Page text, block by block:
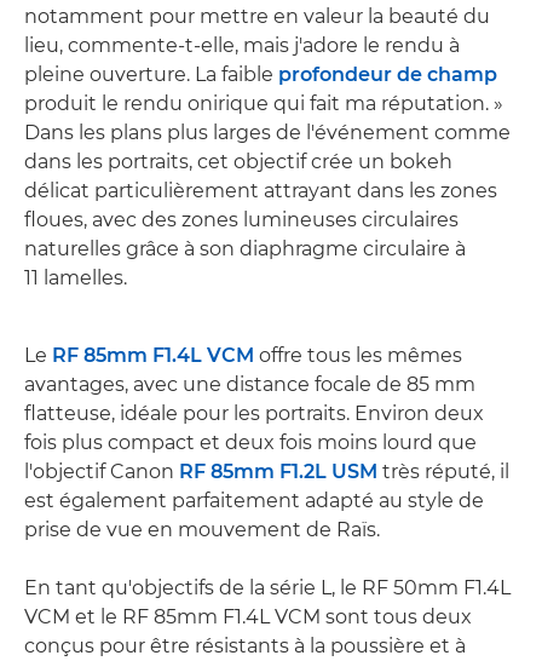
notamment pour mettre en valeur la beauté du
lieu, commente-t-elle, mais j'adore le rendu à
pleine ouverture. La faible profondeur de champ
produit le rendu onirique qui fait ma réputation. »
Dans les plans plus larges de l'événement comme
dans les portraits, cet objectif crée un bokeh
délicat particulièrement attrayant dans les zones
floues, avec des zones lumineuses circulaires
naturelles grâce à son diaphragme circulaire à
11 lamelles.
Le RF 85mm F1.4L VCM offre tous les mêmes
avantages, avec une distance focale de 85 mm
flatteuse, idéale pour les portraits. Environ deux
fois plus compact et deux fois moins lourd que
l'objectif Canon RF 85mm F1.2L USM très réputé, il
est également parfaitement adapté au style de
prise de vue en mouvement de Raïs.
En tant qu'objectifs de la série L, le RF 50mm F1.4L
VCM et le RF 85mm F1.4L VCM sont tous deux
conçus pour être résistants à la poussière et à